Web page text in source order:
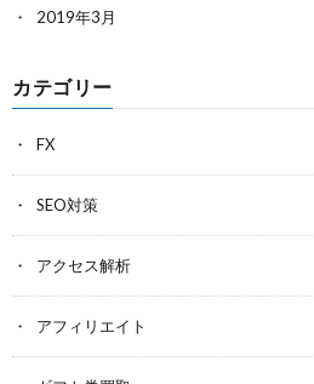
2019年3月
カテゴリー
FX
SEO対策
アクセス解析
アフィリエイト